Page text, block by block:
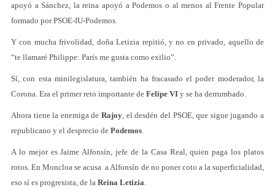
apoyó a Sánchez, la reina apoyó a Podemos o al menos al Frente Popular
formado por PSOE-IU-Podemos.
Y con mucha frivolidad, doña Letizia repitió, y no en privado, aquello de
“te llamaré Philippe: París me gusta como exilio”.
Sí, con esta minilegislatura, también ha fracasado el poder moderador, la
Corona. Era el primer reto importante de Felipe VI y se ha derrumbado.
Ahora tiene la enemiga deRajoy, el desdén del PSOE, que sigue jugando a
republicano y el desprecio de Podemos.
A lo mejor es Jaime Alfonsín, jefe de la Casa Real, quien paga los platos
rotos. En Moncloa se acusa a Alfonsín de no poner coto a la superficialidad,
eso sí es progresista, de la Reina Letizia.